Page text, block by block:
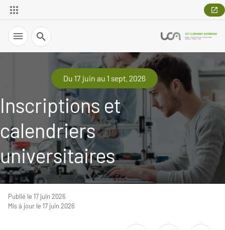
Recherche
Du 17 juin au 1 sept. 2026
Inscriptions et
calendriers
universitaires
Publié le 17 juin 2026
Mis à jour le 17 juin 2026